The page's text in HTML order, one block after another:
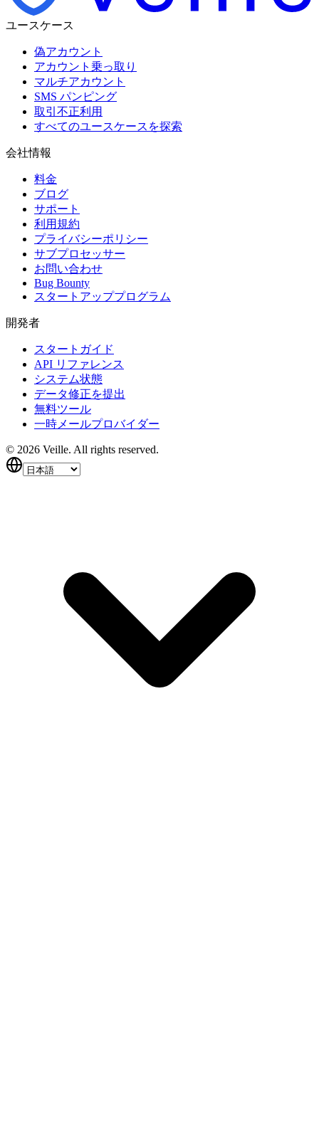
ユースケース
偽アカウント
アカウント乗っ取り
マルチアカウント
SMS パンピング
取引不正利用
すべてのユースケースを探索
会社情報
料金
ブログ
サポート
利用規約
プライバシーポリシー
サブプロセッサー
お問い合わせ
Bug Bounty
スタートアッププログラム
開発者
スタートガイド
API リファレンス
システム状態
データ修正を提出
無料ツール
一時メールプロバイダー
© 2026 Veille. All rights reserved.